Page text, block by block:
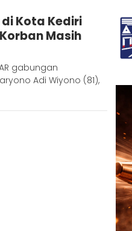
Kota Kediri
Masih
gabungan
Adi Wiyono (81),